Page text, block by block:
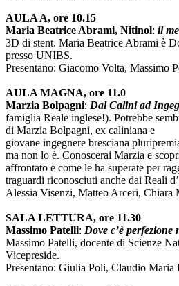
AULA A, ore 10.15
Maria Beatrice Abrami, Nitinol: il
3D di stent. Maria Beatrice Abrami è
presso UNIBS.
Presentano: Giacomo Volta, Massimo
AULA MAGNA, ore 11.0
Marzia Bolpagni: Dal Calini ad
famiglia Reale inglese!). Potrebbe
di Marzia Bolpagni, ex caliniana e
giovane ingegnere bresciana
ma non lo è. Conoscerai Marzia e
affrontato e come le ha superate per
traguardi riconosciuti anche dai Reali
Alessia Visenzi, Matteo Arceri, Chiara
SALA LETTURA, ore 11.30
Massimo Patelli: Dove c’è perfezione
Massimo Patelli, docente di Scienze
Vicepreside.
Presentano: Giulia Poli, Claudio Maria